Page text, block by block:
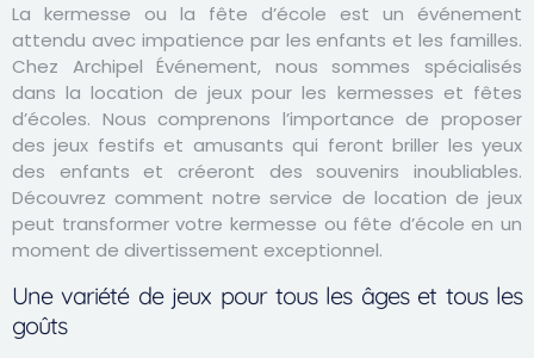
La kermesse ou la fête d’école est un événement
attendu avec impatience par les enfants et les familles.
Chez Archipel Événement, nous sommes spécialisés
dans la location de jeux pour les kermesses et fêtes
d’écoles. Nous comprenons l’importance de proposer
des jeux festifs et amusants qui feront briller les yeux
des enfants et créeront des souvenirs inoubliables.
Découvrez comment notre service de location de jeux
peut transformer votre kermesse ou fête d’école en un
moment de divertissement exceptionnel.
Une variété de jeux pour tous les âges et tous les
goûts